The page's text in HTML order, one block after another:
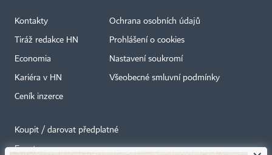
Kontakty
Tiráž redakce HN
Economia
Kariéra v HN
Ceník inzerce
Ochrana osobních údajů
Prohlášení o cookies
Nastavení soukromí
Všeobecné smluvní podmínky
Koupit / darovat předplatné
Eventy